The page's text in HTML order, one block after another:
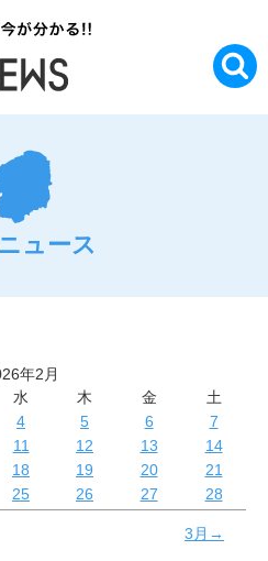
ュース
年2月
水 木 金
土
4 5 6
7
11 12 13
14
18 19 20
21
25 26 27 28
3月→